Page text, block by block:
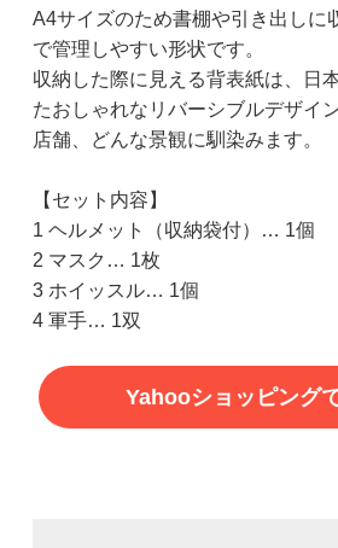
A4サイズのため書棚や引き出しに
で管理しやすい形状です。
収納した際に見える背表紙は、日
たおしゃれなリバーシブルデザイ
店舗、どんな景観に馴染みます。
【セット内容】
1 ヘルメット（収納袋付）… 1個
2 マスク… 1枚
3 ホイッスル… 1個
4 軍手… 1双
Yahooショッピング